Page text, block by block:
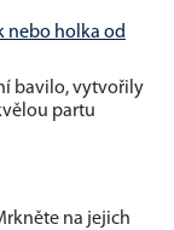
nebo holka od
bavilo, vytvořily
partu
na jejich